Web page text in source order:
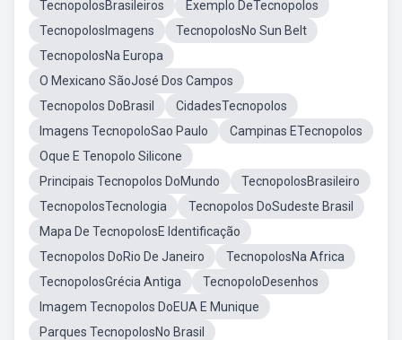
TecnopolosBrasileiros
Exemplo DeTecnopolos
TecnopolosImagens
TecnopolosNo Sun Belt
TecnopolosNa Europa
O Mexicano SãoJosé Dos Campos
Tecnopolos DoBrasil
CidadesTecnopolos
Imagens TecnopoloSao Paulo
Campinas ETecnopolos
Oque E Tenopolo Silicone
Principais Tecnopolos DoMundo
TecnopolosBrasileiro
TecnopolosTecnologia
Tecnopolos DoSudeste Brasil
Mapa De TecnopolosE Identificação
Tecnopolos DoRio De Janeiro
TecnopolosNa Africa
TecnopolosGrécia Antiga
TecnopoloDesenhos
Imagem Tecnopolos DoEUA E Munique
Parques TecnopolosNo Brasil